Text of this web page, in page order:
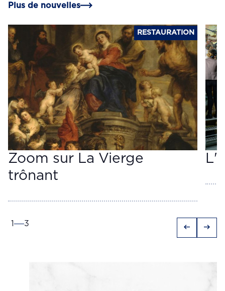
Plus de nouvelles
RESTAURATION
Zoom sur La Vierge
trônant
1 3 arrow_left_alt arrow_right_alt